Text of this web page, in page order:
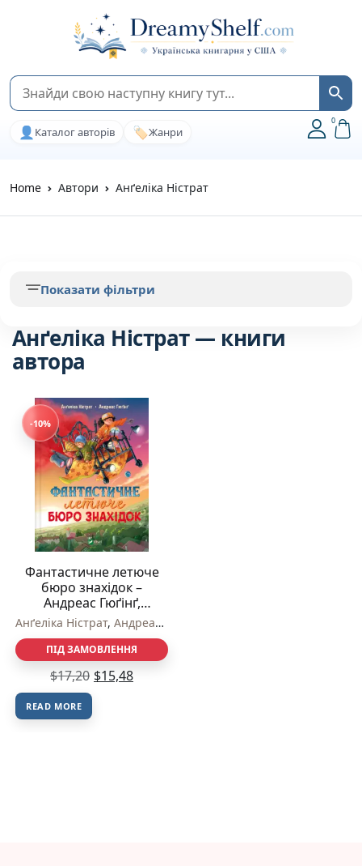
👤 Каталог авторів 🏷️Жанри
0
Home Автори Анґеліка Ністрат
Анґеліка Ністрат — книги
автора
-10%
Фантастичне летюче
бюро знахідок –
Андреас Гюґінґ,
Анґеліка Ністрат – Vivat
Анґеліка Ністрат, Андреас Гюґінґ
ПІД ЗАМОВЛЕННЯ
$17,20 $15,48
READ MORE
Показати фільтри